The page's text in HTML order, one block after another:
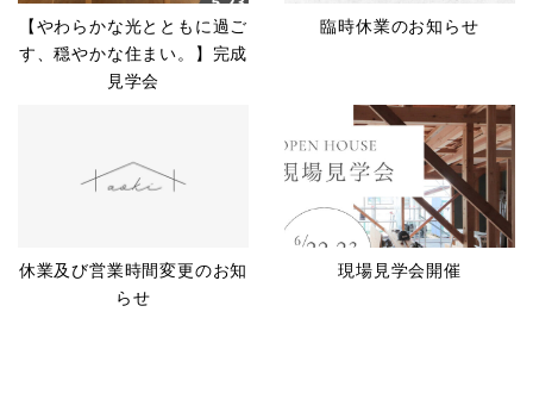
【やわらかな光とともに過ご
す、穏やかな住まい。】完成
見学会
臨時休業のお知らせ
休業及び営業時間変更のお知
らせ
現場見学会開催